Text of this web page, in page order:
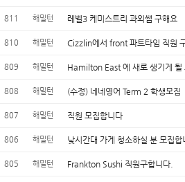
811 해밀턴 레벨3 케미스트리 과외쌤 구해요
810 해밀턴 Cizzlin에서 front 파트타임 직원
809 해밀턴 Hamilton East 에 새로 생기게 될
808 해밀턴 (수정) 네네영어 Term 2 학생모집
807 해밀턴 직원 모집합니다
806 해밀턴 낮시간대 가게 청소하실 분 모집합
805 해밀턴 Frankton Sushi 직원구합니다.